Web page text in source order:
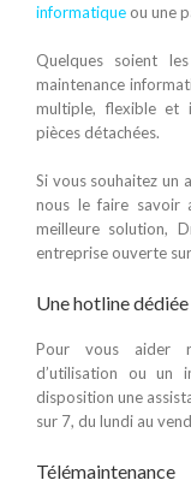
informatique ou une
Quelques soient
maintenance
multiple, flexible et
pièces détachées.
Si vous souhaitez un
nous le faire savoir
meilleure solution,
entreprise ouverte
Une hotline dédiée
Pour vous aider
d’utilisation ou un
disposition une
sur 7, du lundi au
Télémaintenance